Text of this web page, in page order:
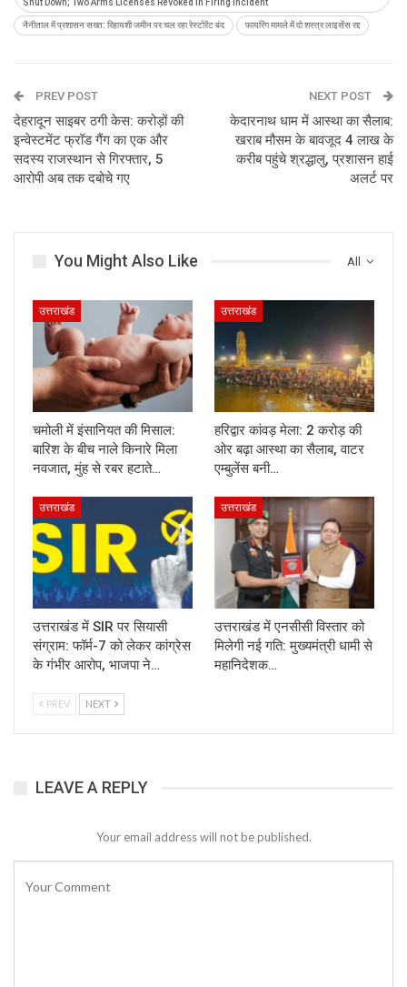
Shut Down; Two Arms Licenses Revoked in Firing Incident
नैनीताल में प्रशासन सख्त: रिहायशी जमीन पर चल रहा रेस्टोरेंट बंद फायरिंग मामले में दो शस्त्र लाइसेंस रद्द
PREV POST
देहरादून साइबर ठगी केस: करोड़ों की
इन्वेस्टमेंट फ्रॉड गैंग का एक और
सदस्य राजस्थान से गिरफ्तार, 5
आरोपी अब तक दबोचे गए
NEXT POST
केदारनाथ धाम में आस्था का सैलाब:
खराब मौसम के बावजूद 4 लाख के
करीब पहुंचे श्रद्धालु, प्रशासन हाई
अलर्ट पर
All
You Might Also Like
उत्तराखंड
चमोली में इंसानियत की मिसाल:
बारिश के बीच नाले किनारे मिला
नवजात, मुंह से रबर हटाते…
उत्तराखंड
हरिद्वार कांवड़ मेला: 2 करोड़ की
ओर बढ़ा आस्था का सैलाब, वाटर
एम्बुलेंस बनी…
उत्तराखंड
उत्तराखंड में SIR पर सियासी
संग्राम: फॉर्म-7 को लेकर कांग्रेस
के गंभीर आरोप, भाजपा ने…
उत्तराखंड
उत्तराखंड में एनसीसी विस्तार को
मिलेगी नई गति: मुख्यमंत्री धामी से
महानिदेशक…
PREV NEXT
LEAVE A REPLY
Your email address will not be published.